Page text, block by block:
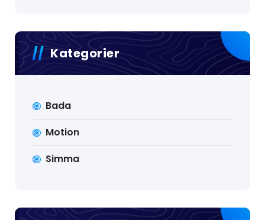
Kategorier
Bada
Motion
Simma